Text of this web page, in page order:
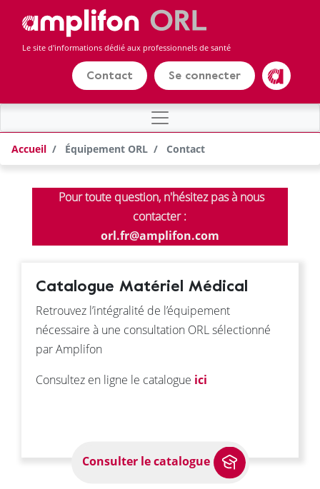
Panneau de gestion des cookies
contenu
Le site d'informations dédié aux professionnels de santé
Contact Se connecter Amplifon
Accueil Équipement ORL Contact
Pour toute question, n'hésitez pas à nous
contacter :
orl.fr@amplifon.com
Catalogue Matériel Médical
Retrouvez l’intégralité de l’équipement
nécessaire à une consultation ORL sélectionné
par Amplifon
Consultez en ligne le catalogue ici
Consulter le catalogue